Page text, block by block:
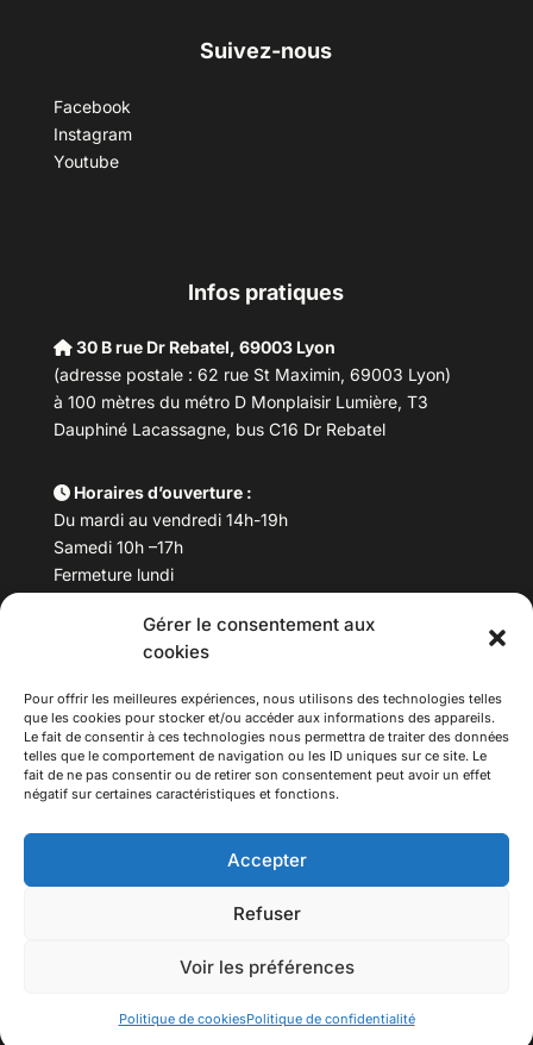
Gérer le consentement aux
cookies
Pour offrir les meilleures expériences, nous utilisons des technologies telles
que les cookies pour stocker et/ou accéder aux informations des appareils.
Le fait de consentir à ces technologies nous permettra de traiter des données
telles que le comportement de navigation ou les ID uniques sur ce site. Le
fait de ne pas consentir ou de retirer son consentement peut avoir un effet
négatif sur certaines caractéristiques et fonctions.
Accepter
Refuser
Voir les préférences
Politique de cookiesPolitique de confidentialité
Suivez-nous
Facebook
Instagram
Youtube
Infos pratiques
30 B rue Dr Rebatel, 69003 Lyon
(adresse postale : 62 rue St Maximin, 69003 Lyon)
à 100 mètres du métro D Monplaisir Lumière, T3
Dauphiné Lacassagne, bus C16 Dr Rebatel
Horaires d’ouverture :
Du mardi au vendredi 14h-19h
Samedi 10h –17h
Fermeture lundi
Téléphone : 04 78 53 06 40
maisondesculturesasiatiques@asiexpo.com
Tous droits réservés.